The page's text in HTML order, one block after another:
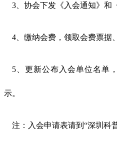
3、协会下发《入会通知》和
4 、缴纳会费，领取会费票据
5、更新公布入会单位名单，
示。
注：入会申请表请到 “深圳科